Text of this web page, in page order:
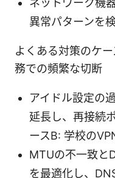
異常パターンを
よくある対策のケ
務での頻繁な切断
アイドル設定の
延長し、再接続
ースB: 学校の
MTUの不一致と
を最適化し、